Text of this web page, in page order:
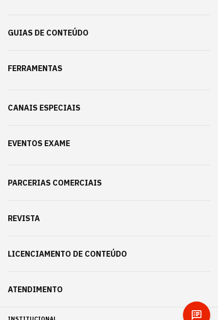
GUIAS DE CONTEÚDO
FERRAMENTAS
CANAIS ESPECIAIS
EVENTOS EXAME
PARCERIAS COMERCIAIS
REVISTA
LICENCIAMENTO DE CONTEÚDO
ATENDIMENTO